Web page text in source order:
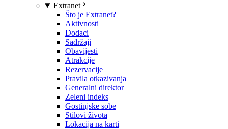
Extranet
Što je Extranet?
Aktivnosti
Dodaci
Sadržaji
Obavijesti
Atrakcije
Rezervacije
Pravila otkazivanja
Generalni direktor
Zeleni indeks
Gostinjske sobe
Stilovi života
Lokacija na karti